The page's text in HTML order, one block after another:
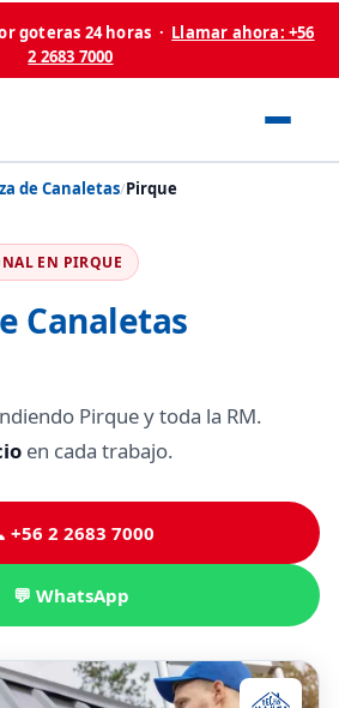
goteras 24 horas · Llamar ahora: +56
2 2683 7000
de Canaletas/Pirque
EN PIRQUE
Canaletas
Pirque y toda la RM.
en cada trabajo.
+56 2 2683 7000
💬 WhatsApp